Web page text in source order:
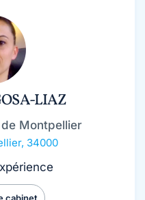
LIAZ
Montpellier
34000